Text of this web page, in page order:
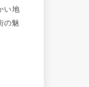
い地
の魅